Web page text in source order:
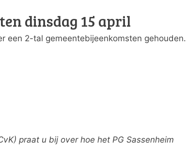
dinsdag 15 april
een 2-tal gemeentebijeenkomsten gehouden.
praat u bij over hoe het PG Sassenheim